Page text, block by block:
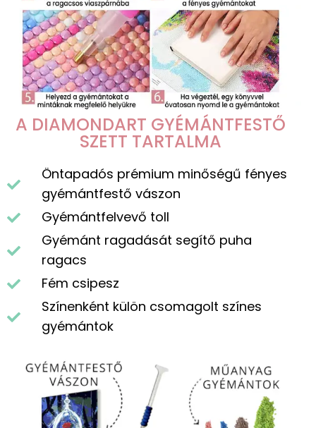
A DIAMONDART GYÉMÁNTFESTŐ
SZETT TARTALMA
Öntapadós prémium minőségű fényes
gyémántfestő vászon
Gyémántfelvevő toll
Gyémánt ragadását segítő puha
ragacs
Fém csipesz
Színenként külön csomagolt színes
gyémántok